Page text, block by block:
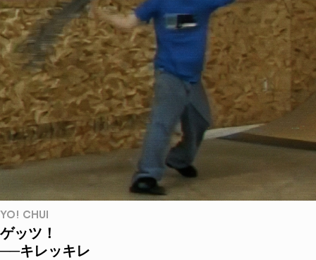
YO! CHUI
ゲッツ！
──キレッキレ